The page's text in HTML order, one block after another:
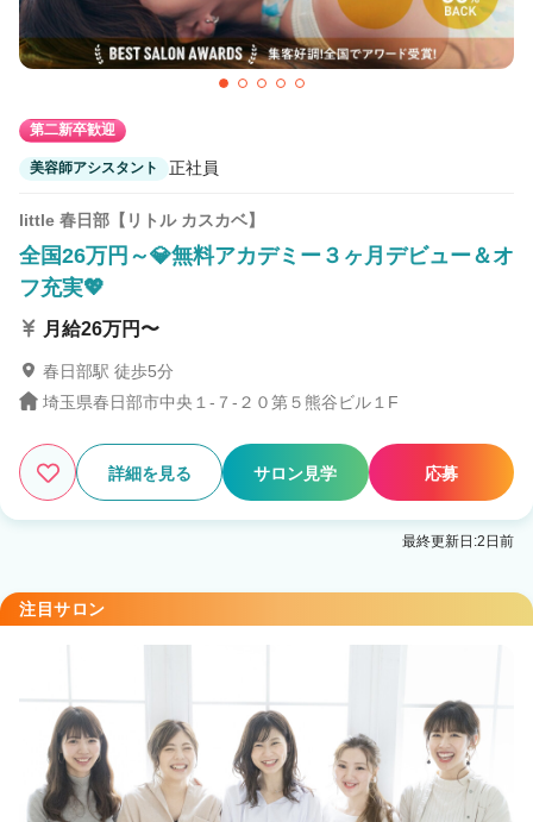
第二新卒歓迎
美容師アシスタント 正社員
little 春日部【リトル カスカベ】
全国26万円～💎無料アカデミー３ヶ月デビュー＆オ
フ充実💖
月給26万円〜
春日部駅 徒歩5分
埼玉県春日部市中央１-７-２０第５熊谷ビル１F
詳細を見る サロン見学 応募
最終更新日:2日前
注目サロン